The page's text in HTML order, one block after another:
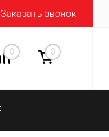
Заказать звонок
0 0